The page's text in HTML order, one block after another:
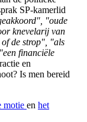
SP-kamerlid
"oude
knevelarij van
de strop", "als
"een financiële
en
Is men bereid
motie en het